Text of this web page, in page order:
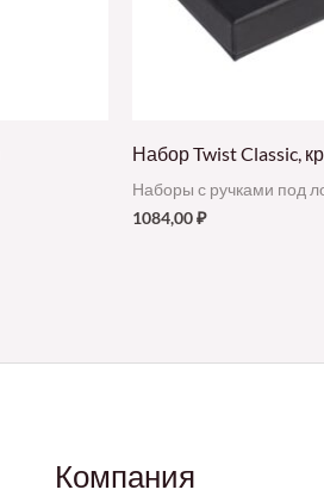
Набор Twist Classic,
Наборы с ручками под
1084,00₽
Компания